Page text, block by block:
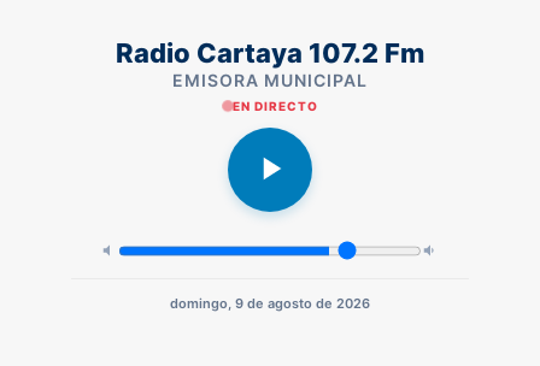
Radio Cartaya 107.2 Fm
EMISORA MUNICIPAL
EN DIRECTO
domingo, 9 de agosto de 2026